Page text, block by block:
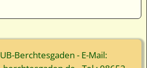
Berchtesgaden - E-Mail: